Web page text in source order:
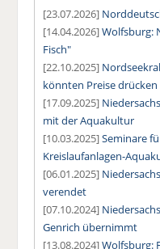
[23.07.2026]
[14.04.2026]Wolfsburg:
Fisch"
[22.10.2025]
könnten Preise drücken
[17.09.2025]
mit der Aquakultur
[10.03.2025]Seminare
Kreislaufanlagen-
[06.01.2025]
verendet
[07.10.2024]
Genrich übernimmt
[13.08.2024]Wolfsburg: